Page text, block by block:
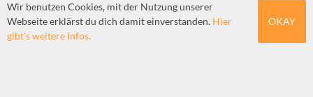
Mastodon
Wir benutzen Cookies, mit der Nutzung unserer
Webseite erklärst du dich damit einverstanden. Hier
gibt's weitere Infos.
OKAY